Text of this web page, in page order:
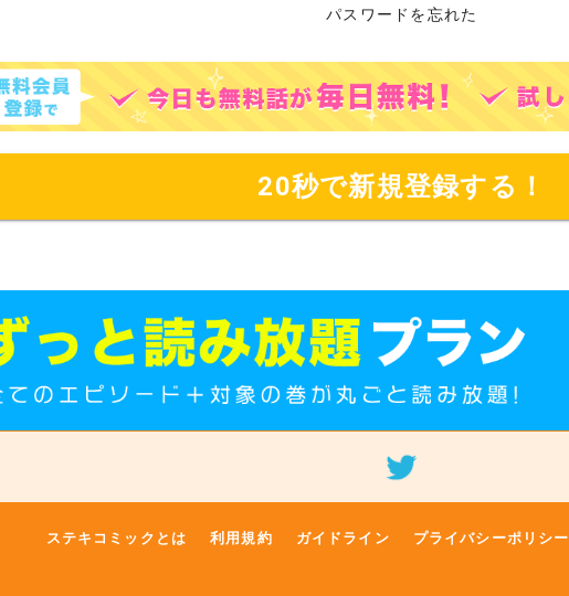
パスワードを忘れた
20秒で新規登録する！
ステキコミックとは 利用規約 ガイドライン プライバシーポリシー